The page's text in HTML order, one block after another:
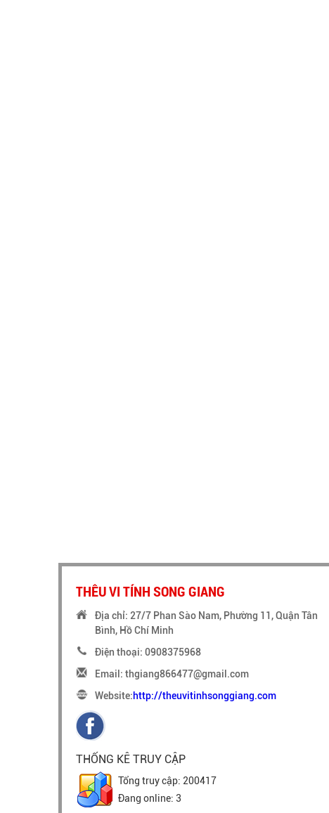
THÊU VI TÍNH SONG GIANG
Địa chỉ: 27/7 Phan Sào Nam, Phường 11, Quận Tân
Bình, Hồ Chí Minh
Điện thoại: 0908375968
Email: thgiang866477@gmail.com
Website:http://theuvitinhsonggiang.com
THỐNG KÊ TRUY CẬP
Tổng truy cập: 200417
Đang online: 3